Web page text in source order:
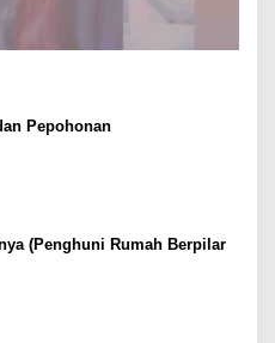
Pepohonan
(Penghuni Rumah Berpilar